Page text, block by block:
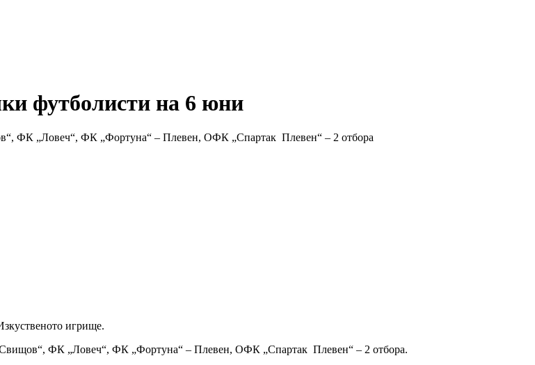
футболисти на 6 юни
ФК „Ловеч“, ФК „Фортуна“ – Плевен, ОФК „Спартак Плевен“ – 2 отбора
игрище.
Свищов“, ФК „Ловеч“, ФК „Фортуна“ – Плевен, ОФК „Спартак Плевен“ – 2 отбора.